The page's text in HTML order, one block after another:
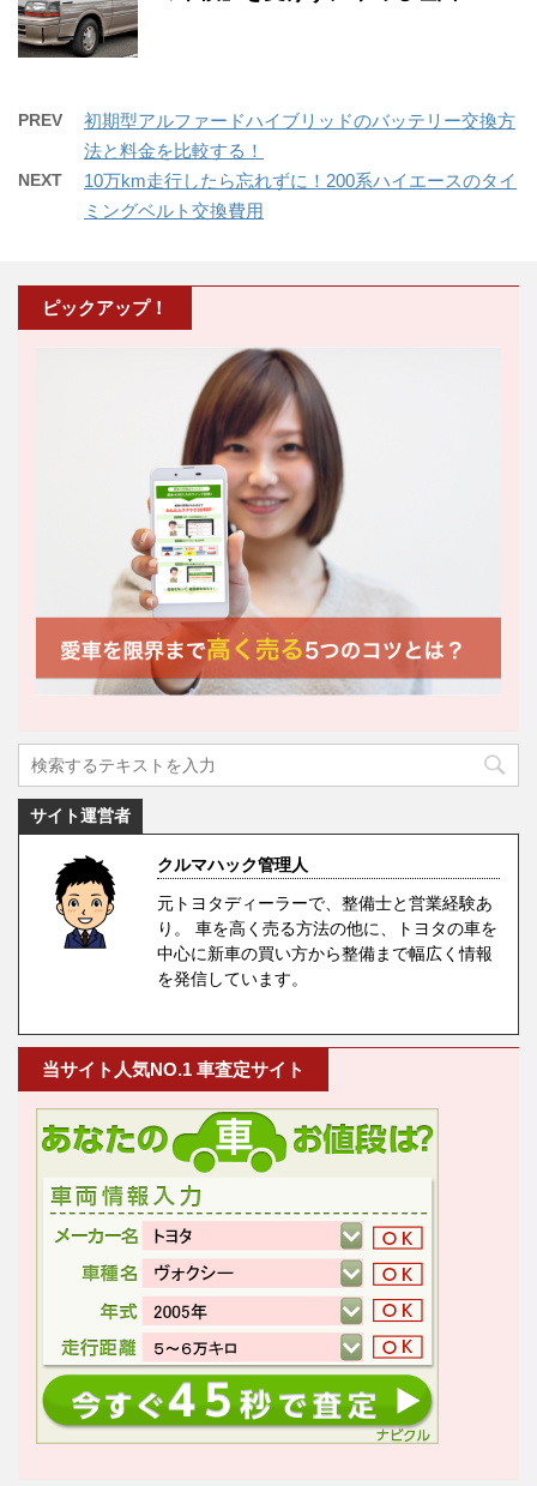
PREV
初期型アルファードハイブリッドのバッテリー交換方
法と料金を比較する！
NEXT
10万km走行したら忘れずに！200系ハイエースのタイ
ミングベルト交換費用
ピックアップ！
サイト運営者
クルマハック管理人
元トヨタディーラーで、整備士と営業経験あ
り。 車を高く売る方法の他に、トヨタの車を
中心に新車の買い方から整備まで幅広く情報
を発信しています。
当サイト人気NO.1 車査定サイト